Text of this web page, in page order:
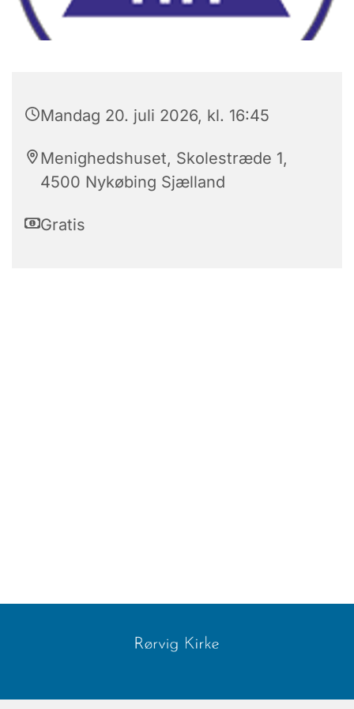
Mandag 20. juli 2026, kl. 16:45
Menighedshuset, Skolestræde 1,
4500 Nykøbing Sjælland
Gratis